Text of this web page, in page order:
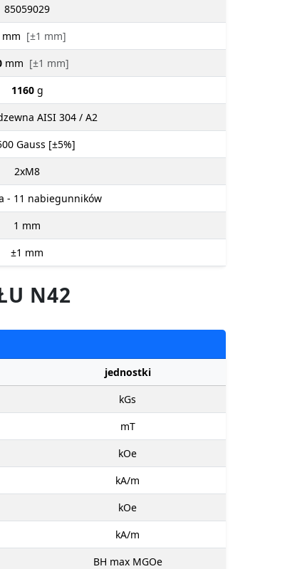
85059029
mm [±1 mm]
mm [±1 mm]
1160 g
AISI 304 / A2
Gauss [±5%]
2xM8
- 11 nabiegunników
1 mm
±1 mm
N42
jednostki
kGs
mT
kOe
kA/m
kOe
kA/m
BH max MGOe